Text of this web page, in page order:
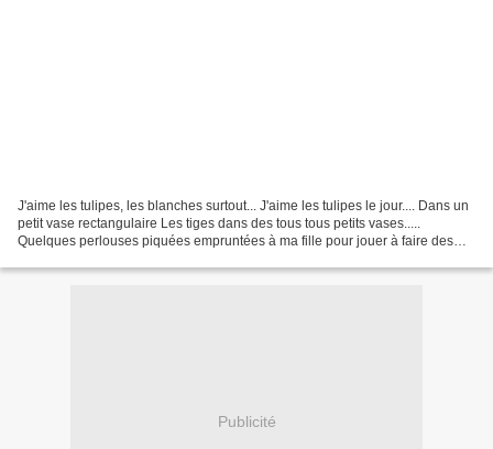
J'aime les tulipes, les blanches surtout... J'aime les tulipes le jour.... Dans un
petit vase rectangulaire Les tiges dans des tous tous petits vases.....
Quelques perlouses piquées empruntées à ma fille pour jouer à faire des
Publicité